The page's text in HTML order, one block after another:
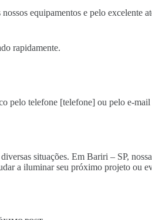
equipamentos e pelo excelente
rapidamente.
pelo telefone [telefone] ou pelo e-
situações. Em Bariri – SP,
a iluminar seu próximo projeto ou